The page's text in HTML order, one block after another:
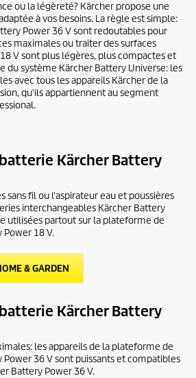
ou la légèreté? Kärcher propose une
à vos besoins. La règle est simple:
Power 36 V sont redoutables pour
maximales ou traiter des surfaces
V sont plus légères, plus compactes et
du système Kärcher Battery Universe: les
avec tous les appareils Kärcher de la
qu'ils appartiennent au segment
Kärcher Battery
sans fil ou l'aspirateur eau et poussières
interchangeables Kärcher Battery
utilisées partout sur la plateforme de
18 V.
& GARDEN
Kärcher Battery
les appareils de la plateforme de
36 V sont puissants et compatibles
Battery Power 36 V.